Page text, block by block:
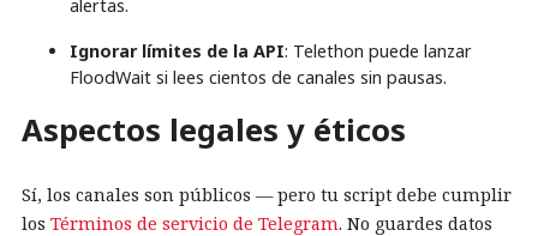
alertas.
Ignorar límites de la API: Telethon puede lanzar
FloodWait si lees cientos de canales sin pausas.
Aspectos legales y éticos
Sí, los canales son públicos — pero tu script debe cumplir
los Términos de servicio de Telegram. No guardes datos